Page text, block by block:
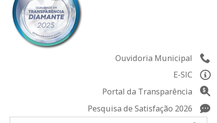
Ouvidoria Municipal
E-SIC
Portal da Transparência
Pesquisa de Satisfação 2026